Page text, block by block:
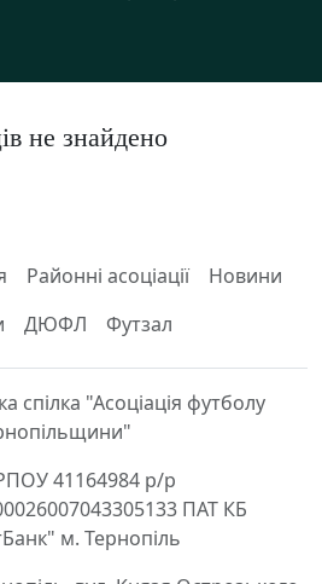
не знайдено
Районні асоціації
Новини
ДЮФЛ Футзал
спілка "Асоціація футболу
41164984 р/р
ПАТ КБ
м. Тернопіль